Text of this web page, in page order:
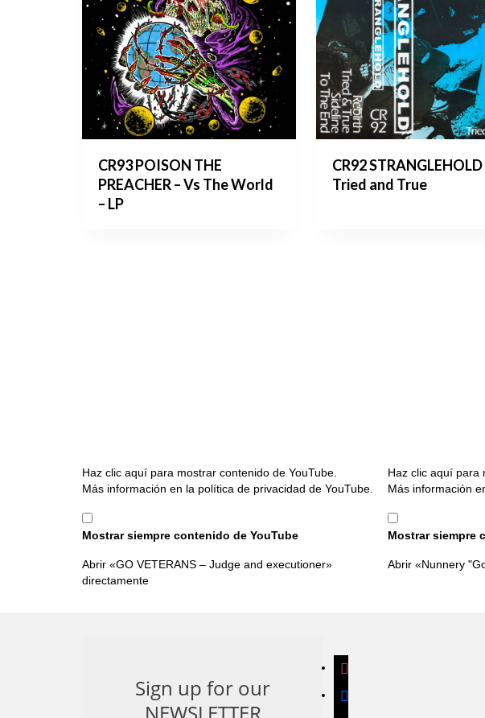
CR93 POISON THE
PREACHER – Vs The World
– LP
CR92 STRANGLEHOLD
Tried and True
Mostrar
«GO
–
Judge
executioner»
desde
Haz clic aquí para mostrar contenido de YouTube.
Más información en la política de privacidad de YouTube
Mostrar siempre contenido de YouTube
Abrir «GO VETERANS – Judge and executioner»
directamente
Mostrar
«Nunnery
Light"»
desde
Haz clic aquí para
Más información
Mostrar siempre
Abrir «Nunnery
Sign up for our
NEWSLETTER